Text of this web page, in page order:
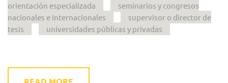
orientación especializada
seminarios y congresos
nacionales e internacionales
supervisor o director de
tesis
universidades públicas y privadas